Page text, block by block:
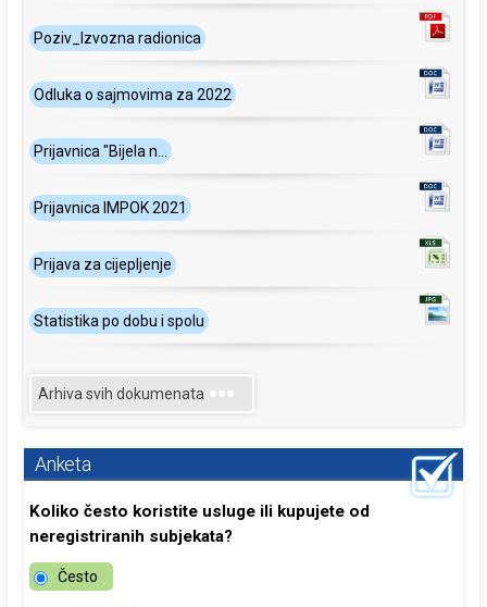
Poziv_Izvozna radionica
Odluka o sajmovima za 2022
Prijavnica "Bijela n...
Prijavnica IMPOK 2021
Prijava za cijepljenje
Statistika po dobu i spolu
Arhiva svih dokumenata
Anketa
Koliko često koristite usluge ili kupujete od
neregistriranih subjekata?
Često